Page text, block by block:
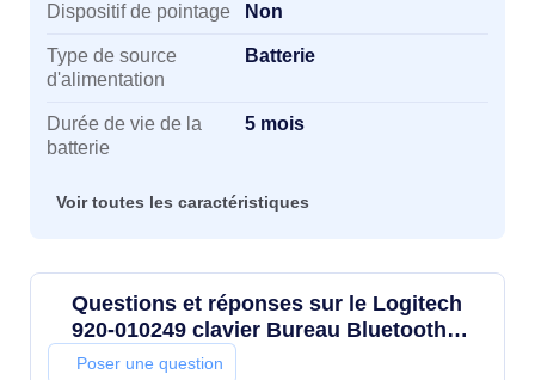
Dispositif de pointage Non
Type de source
d'alimentation
Batterie
Durée de vie de la
batterie
5 mois
Voir toutes les caractéristiques
Questions et réponses sur le Logitech
920-010249 clavier Bureau Bluetooth
Nordique Graphite
Poser une question